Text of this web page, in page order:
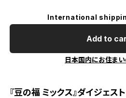
International
Add to
日本国内にお住ま
『豆の福 ミックス』ダイジェスト